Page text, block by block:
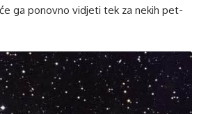
ga ponovno vidjeti tek za nekih pet-